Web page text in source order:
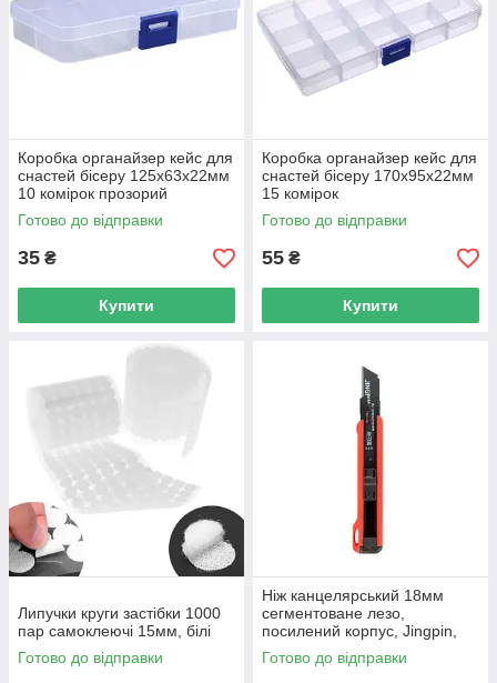
Коробка органайзер кейс для
снастей бісеру 125x63x22мм
10 комірок прозорий
Готово до відправки
35 ₴
Купити
Коробка органайзер кейс для
снастей бісеру 170x95x22мм
15 комірок
Готово до відправки
55 ₴
Купити
Липучки круги застібки 1000
пар самоклеючі 15мм, білі
Готово до відправки
Ніж канцелярський 18мм
сегментоване лезо,
посилений корпус, Jingpin,
кольори
Готово до відправки